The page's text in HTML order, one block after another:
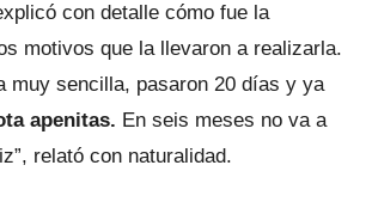
con detalle cómo fue la
motivos que la llevaron a realizarla.
muy sencilla, pasaron 20 días y ya
apenitas. En seis meses no va a
relató con naturalidad.